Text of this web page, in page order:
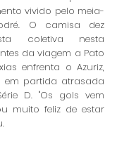
vivido pelo meia-
O camisa dez
coletiva nesta
da viagem a Pato
enfrenta o Azuriz,
em partida atrasada
D. "Os gols vem
muito feliz de estar